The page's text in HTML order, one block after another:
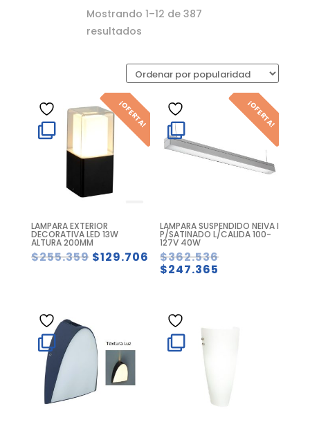
Mostrando 1–12 de 387
resultadosOrdenado
popularidad
¡OFERTA!
LAMPARA EXTERIOR
DECORATIVA LED 13W
ALTURA 200MM
$255.359 El
$129.706
precio
¡OFERTA!
LAMPARA SUSPENDIDO NEIVA I
P/SATINADO L/CALIDA 100-
127V 40W
$362.536El
$247.365